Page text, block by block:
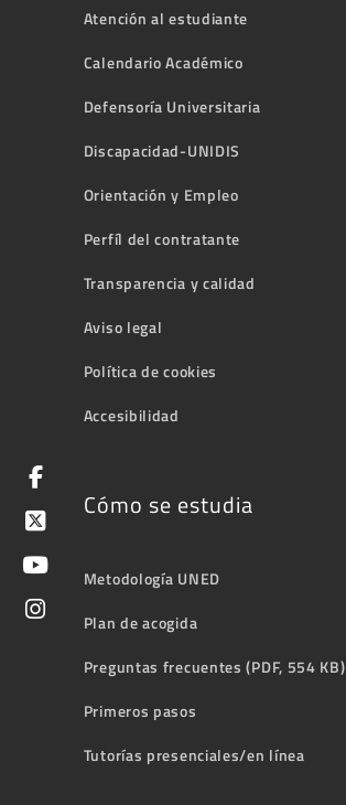
Atención al estudiante
Calendario Académico
Defensoría Universitaria
Discapacidad-UNIDIS
Orientación y Empleo
Perfíl del contratante
Transparencia y calidad
Aviso legal
Política de cookies
Accesibilidad
Cómo se estudia
Metodología UNED
Plan de acogida
Preguntas frecuentes (PDF, 554 KB)
Primeros pasos
Tutorías presenciales/en línea